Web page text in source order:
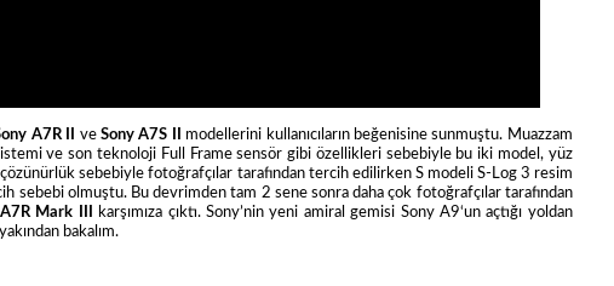
A7R II ve Sony A7S II
modellerini kullanıcıların beğenisine sunmuştu. Muazzam
ve son teknoloji Full Frame sensör gibi özellikleri sebebiyle bu iki model, yüz
sebebiyle fotoğrafçılar tarafından tercih edilirken S modeli S-Log 3 resim
sebebi olmuştu. Bu devrimden tam 2 sene sonra daha çok fotoğrafçılar tarafından
Mark III
karşımıza çıktı. Sony’nin yeni amiral gemisi Sony A9‘un açtığı yoldan
bakalım.